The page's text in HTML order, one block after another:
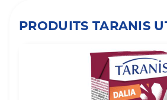
PRODUITS TARANIS